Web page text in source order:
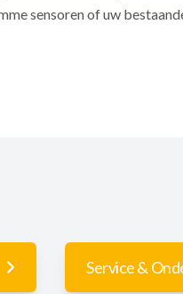
sensoren of uw
Service &